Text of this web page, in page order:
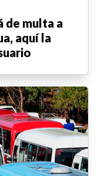
de multa a
aquí la